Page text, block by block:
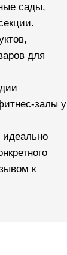
сады,
для
залы у
к